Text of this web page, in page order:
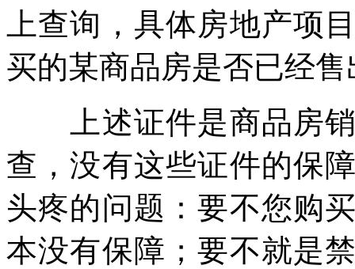
上查询，具体房地产项
买的某商品房是否已经售
上述证件是商品房销
查，没有这些证件的保
头疼的问题：要不您购
本没有保障；要不就是